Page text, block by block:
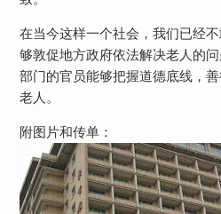
在当今这样一个社会，我们已经
够敦促地方政府依法解决老人的
部门的官员能够把握道德底线，
老人。
附图片和传单：